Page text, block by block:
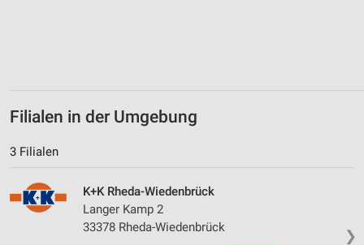
Filialen in der Umgebung
3 Filialen
❯
K+K Rheda-Wiedenbrück
Langer Kamp 2
33378 Rheda-Wiedenbrück